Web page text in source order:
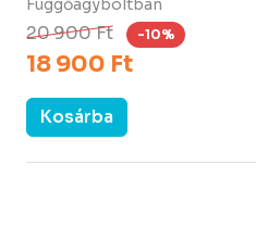
Függőágyboltban
20 900 Ft -10%
18 900 Ft
Kosárba